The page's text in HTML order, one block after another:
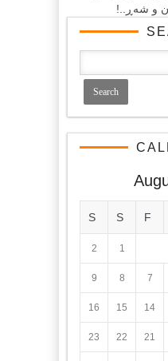
و شه‌ڕ..!
F
S
S
1
2
7
8
9
14
15
16
21
22
23